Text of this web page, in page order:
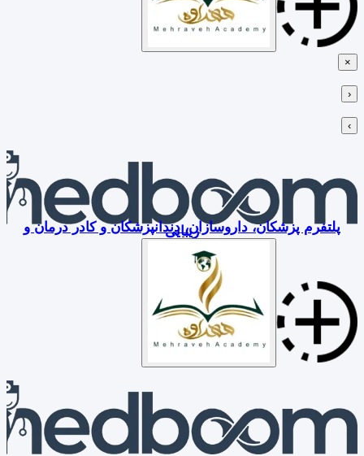
×
‹
›
پلتفرم پزشکان، داروسازان، دندانپزشکان و کادر درمان و
زیبایی